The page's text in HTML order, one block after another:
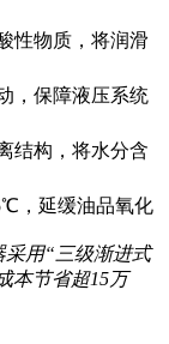
性物质，将润滑
，保障液压系统
结构，将水分含
，延缓油品氧化
采用“三级渐进式
本节省超15万